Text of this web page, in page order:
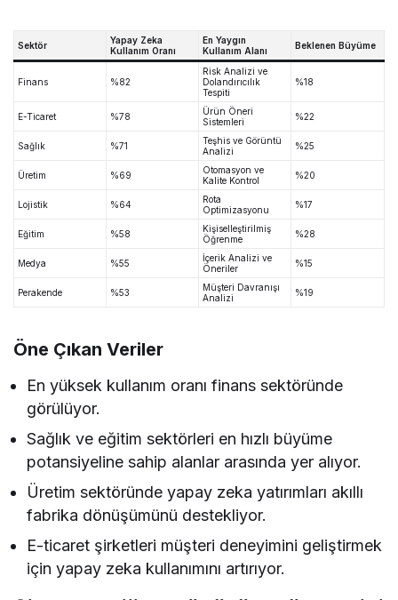
Sektör
Yapay Zeka
Kullanım Oranı
En Yaygın
Kullanım Alanı
Beklenen Büyüme
Finans %82
Risk Analizi ve
Dolandırıcılık
Tespiti
%18
E-Ticaret %78
Ürün Öneri
Sistemleri
%22
Sağlık %71
Teşhis ve Görüntü
Analizi
%25
Üretim %69
Otomasyon ve
Kalite Kontrol
%20
Lojistik %64
Rota
Optimizasyonu
%17
Eğitim %58
Kişiselleştirilmiş
Öğrenme
%28
Medya %55
İçerik Analizi ve
Öneriler
%15
Perakende %53
Müşteri Davranışı
Analizi
%19
Öne Çıkan Veriler
En yüksek kullanım oranı finans sektöründe
görülüyor.
Sağlık ve eğitim sektörleri en hızlı büyüme
potansiyeline sahip alanlar arasında yer alıyor.
Üretim sektöründe yapay zeka yatırımları akıllı
fabrika dönüşümünü destekliyor.
E-ticaret şirketleri müşteri deneyimini geliştirmek
için yapay zeka kullanımını artırıyor.